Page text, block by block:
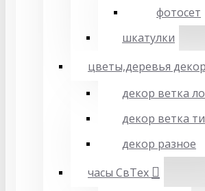
фотосет
шкатулки
цветы,деревья
декор ветка
декор ветка
декор разное
часы СвТех